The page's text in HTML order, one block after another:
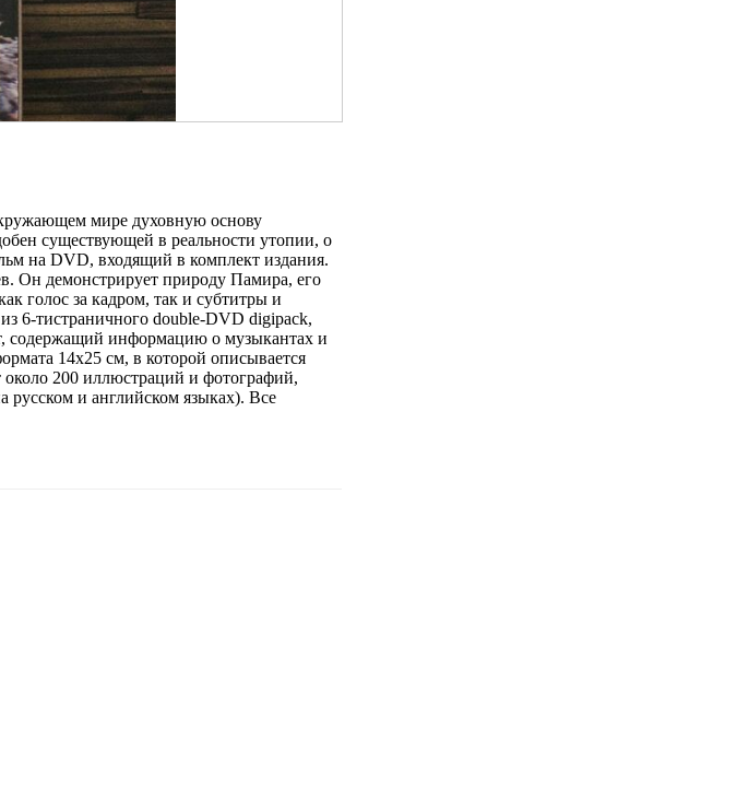
мире духовную основу
существующей в реальности утопии, о
на DVD, входящий в комплект издания.
Он демонстрирует природу Памира, его
голос за кадром, так и субтитры и
6-тистраничного double-DVD digipack,
содержащий информацию о музыкантах и
14х25 см, в которой описывается
200 иллюстраций и фотографий,
русском и английском языках). Все